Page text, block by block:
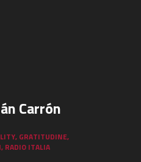
Carrón
, GRATITUDINE,
, RADIO ITALIA